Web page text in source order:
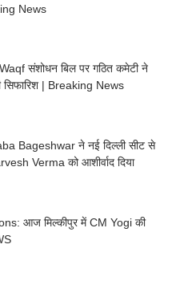
News
संशोधन बिल पर गठित कमेटी ने
सिफारिश | Breaking News
Bageshwar ने नई दिल्ली सीट से
Verma को आशीर्वाद दिया
आज मिल्कीपुर में CM Yogi की